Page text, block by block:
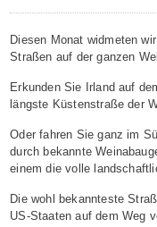
Diesen Monat widmeten
Straßen auf der ganzen
Erkunden Sie Irland auf
längste Küstenstraße der
Oder fahren Sie ganz im
durch bekannte
einem die volle
Die wohl bekannteste
US-Staaten auf dem Weg